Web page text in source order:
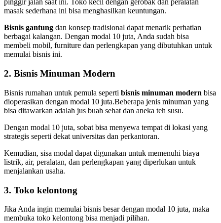
pinggir jalan saat ini. Toko kecil dengan gerobak dan peralatan
masak sederhana ini bisa menghasilkan keuntungan.
Bisnis gantung dan konsep tradisional dapat menarik perhatian
berbagai kalangan. Dengan modal 10 juta, Anda sudah bisa
membeli mobil, furniture dan perlengkapan yang dibutuhkan untuk
memulai bisnis ini.
2. Bisnis Minuman Modern
Bisnis rumahan untuk pemula seperti bisnis minuman modern bisa
dioperasikan dengan modal 10 juta.Beberapa jenis minuman yang
bisa ditawarkan adalah jus buah sehat dan aneka teh susu.
Dengan modal 10 juta, sobat bisa menyewa tempat di lokasi yang
strategis seperti dekat universitas dan perkantoran.
Kemudian, sisa modal dapat digunakan untuk memenuhi biaya
listrik, air, peralatan, dan perlengkapan yang diperlukan untuk
menjalankan usaha.
3. Toko kelontong
Jika Anda ingin memulai bisnis besar dengan modal 10 juta, maka
membuka toko kelontong bisa menjadi pilihan.